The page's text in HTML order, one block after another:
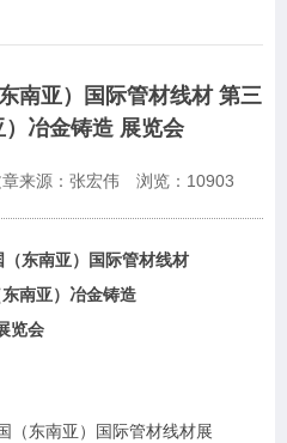
南亚）国际管材线材 第三
冶金铸造 展览会
来源：张宏伟 浏览： 10903
（东南亚）国际管材线材
南亚）冶金铸造
览会
（东南亚）国际管材线材展